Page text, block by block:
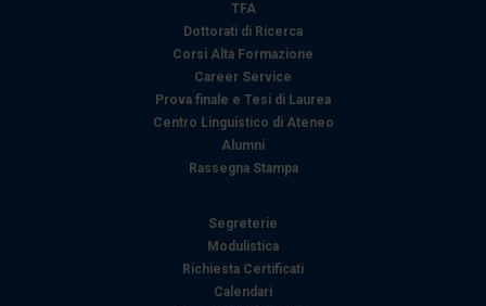
TFA
Dottorati di Ricerca
Corsi Alta Formazione
Career Service
Prova finale e Tesi di Laurea
Centro Linguistico di Ateneo
Alumni
Rassegna Stampa
Segreterie
Modulistica
Richiesta Certificati
Calendari